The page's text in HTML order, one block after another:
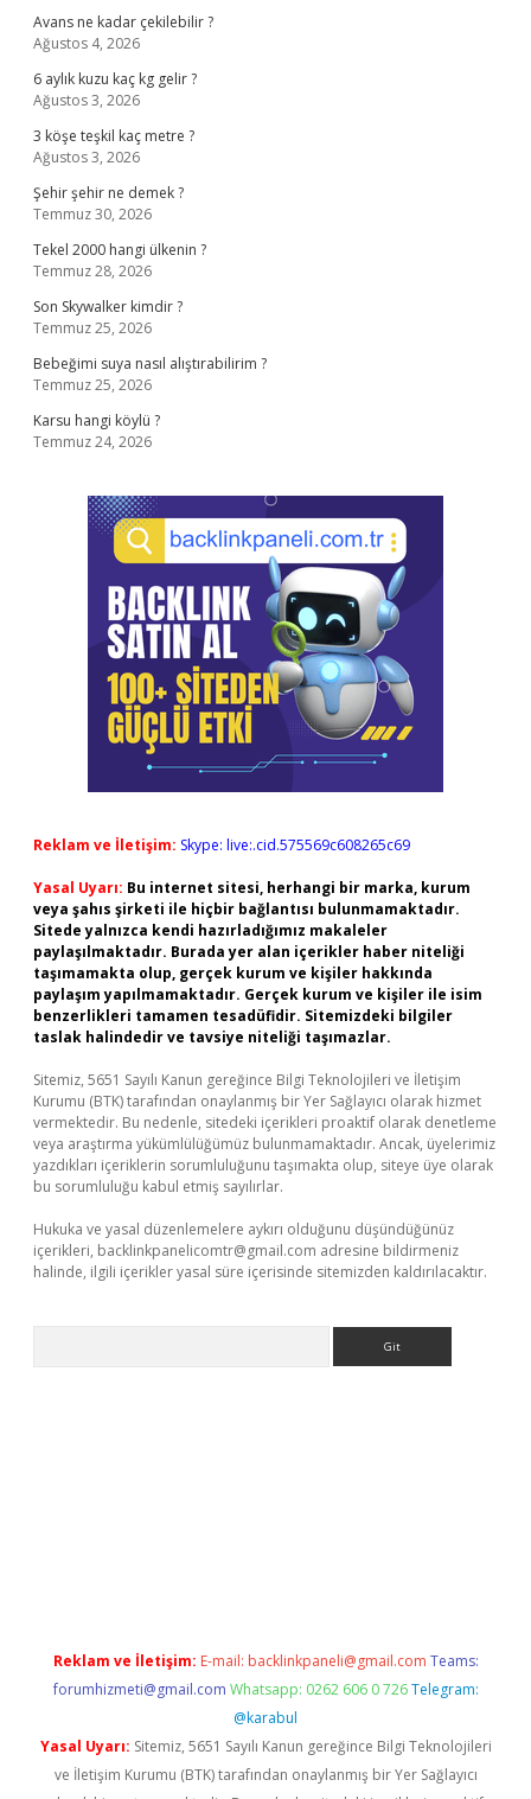
Avans ne kadar çekilebilir ?
Ağustos 4, 2026
6 aylık kuzu kaç kg gelir ?
Ağustos 3, 2026
3 köşe teşkil kaç metre ?
Ağustos 3, 2026
Şehir şehir ne demek ?
Temmuz 30, 2026
Tekel 2000 hangi ülkenin ?
Temmuz 28, 2026
Son Skywalker kimdir ?
Temmuz 25, 2026
Bebeğimi suya nasıl alıştırabilirim ?
Temmuz 25, 2026
Karsu hangi köylü ?
Temmuz 24, 2026
Reklam ve İletişim: Skype: live:.cid.575569c608265c69
Yasal Uyarı: Bu internet sitesi, herhangi bir marka, kurum
veya şahıs şirketi ile hiçbir bağlantısı bulunmamaktadır.
Sitede yalnızca kendi hazırladığımız makaleler
paylaşılmaktadır. Burada yer alan içerikler haber niteliği
taşımamakta olup, gerçek kurum ve kişiler hakkında
paylaşım yapılmamaktadır. Gerçek kurum ve kişiler ile isim
benzerlikleri tamamen tesadüfidir. Sitemizdeki bilgiler
taslak halindedir ve tavsiye niteliği taşımazlar.
Sitemiz, 5651 Sayılı Kanun gereğince Bilgi Teknolojileri ve İletişim
Kurumu (BTK) tarafından onaylanmış bir Yer Sağlayıcı olarak hizmet
vermektedir. Bu nedenle, sitedeki içerikleri proaktif olarak denetleme
veya araştırma yükümlülüğümüz bulunmamaktadır. Ancak, üyelerimiz
yazdıkları içeriklerin sorumluluğunu taşımakta olup, siteye üye olarak
bu sorumluluğu kabul etmiş sayılırlar.
Hukuka ve yasal düzenlemelere aykırı olduğunu düşündüğünüz
içerikleri, backlinkpanelicomtr@gmail.com adresine bildirmeniz
halinde, ilgili içerikler yasal süre içerisinde sitemizden kaldırılacaktır.
Reklam ve İletişim: E-mail: backlinkpaneli@gmail.com Teams:
forumhizmeti@gmail.com Whatsapp: 0262 606 0 726 Telegram:
@karabul
Yasal Uyarı: Sitemiz, 5651 Sayılı Kanun gereğince Bilgi Teknolojileri
ve İletişim Kurumu (BTK) tarafından onaylanmış bir Yer Sağlayıcı